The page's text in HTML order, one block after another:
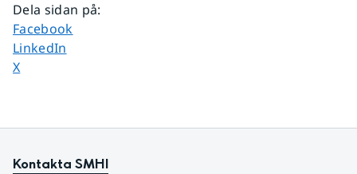
Dela sidan på:
Dela sidan på
Facebook
Dela sidan på
LinkedIn
Dela sidan på
X
Kontakta SMHI